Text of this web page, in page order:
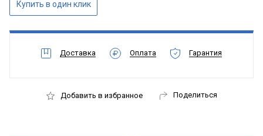
Доставка Оплата Гарантия
Добавить в избранное Поделиться